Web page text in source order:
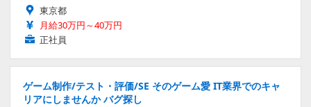
東京都
月給30万円～40万円
正社員
ゲーム制作/テスト・評価/SE そのゲーム愛 IT業界でのキャ
リアにしませんか バグ探し